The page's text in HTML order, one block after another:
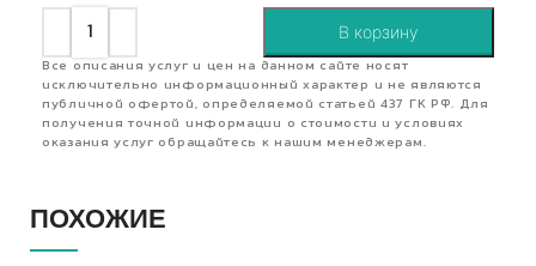
В корзину
Все описания услуг и цен на данном сайте носят
исключительно информационный характер и не являются
публичной офертой, определяемой статьей 437 ГК РФ. Для
получения точной информации о стоимости и условиях
оказания услуг обращайтесь к нашим менеджерам.
ПОХОЖИЕ